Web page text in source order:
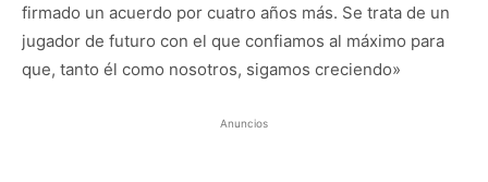
firmado un acuerdo por cuatro años más. Se trata de un
jugador de futuro con el que confiamos al máximo para
que, tanto él como nosotros, sigamos creciendo»
Anuncios